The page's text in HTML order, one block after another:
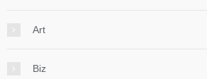
Art
Biz